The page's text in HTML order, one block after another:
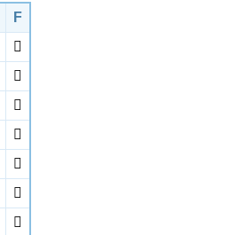
F






